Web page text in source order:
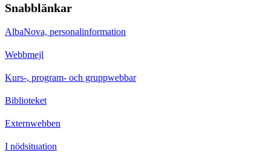
Snabblänkar
AlbaNova, personalinformation
Webbmejl
Kurs-, program- och gruppwebbar
Biblioteket
Externwebben
I nödsituation